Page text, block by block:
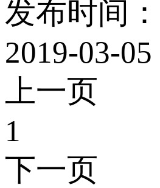
发布时间：
2019-03-05
上一页
1
下一页